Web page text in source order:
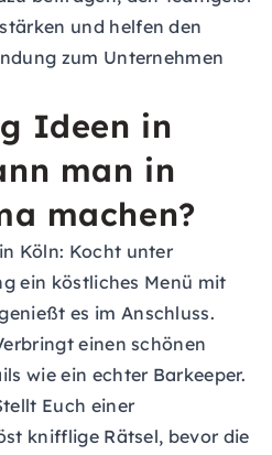
und helfen den
zum Unternehmen
Ideen in
man in
machen?
Köln: Kocht unter
ein köstliches Menü mit
es im Anschluss.
einen schönen
wie ein echter Barkeeper.
Euch einer
knifflige Rätsel, bevor die